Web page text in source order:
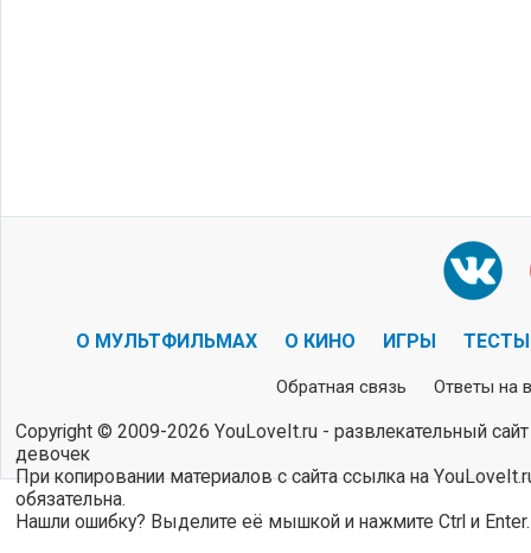
О МУЛЬТФИЛЬМАХ О КИНО ИГРЫ ТЕСТЫ
Обратная связь Ответы на
Copyright © 2009-2026 YouLoveIt.ru - развлекательный
девочек
При копировании материалов с сайта ссылка на
обязательна.
Нашли ошибку? Выделите её мышкой и нажмите Ctrl и Enter.